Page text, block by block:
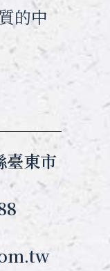
的中
臺東市